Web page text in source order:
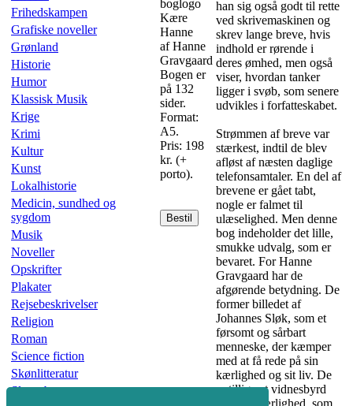
Frihedskampen
Grafiske noveller
Grønland
Historie
Humor
Klassisk Musik
Krige
Krimi
Kultur
Kunst
Lokalhistorie
Medicin, sundhed og
sygdom
Musik
Noveller
Opskrifter
Plakater
Rejsebeskrivelser
Religion
Roman
Science fiction
Skønlitteratur
Slægtsbøger
Kære
Hanne
af Hanne
Gravgaard
Bogen er
på 132
sider.
Format:
A5.
Pris: 198
kr. (+
porto).
Bestil
han sig også godt til rette
ved skrivemaskinen og
skrev lange breve, hvis
indhold er rørende i
deres ømhed, men også
viser, hvordan tanker
ligger i svøb, som senere
udvikles i forfatteskabet.
Strømmen af breve var
stærkest, indtil de blev
afløst af næsten daglige
telefonsamtaler. En del af
brevene er gået tabt,
nogle er falmet til
ulæselighed. Men denne
bog indeholder det lille,
smukke udvalg, som er
bevaret. For Hanne
Gravgaard har de
afgørende betydning. De
former billedet af
Johannes Sløk, som et
førsomt og sår­bart
menneske, der kæmper
med at få rede på sin
kærlighed og sit liv. De
er tillige et vidnesbyrd
om den kærlighed, som